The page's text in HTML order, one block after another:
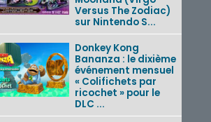
Versus The Zodiac)
sur Nintendo S...
Donkey Kong
Bananza : le dixième
événement mensuel
« Colifichets par
ricochet » pour le
DLC ...